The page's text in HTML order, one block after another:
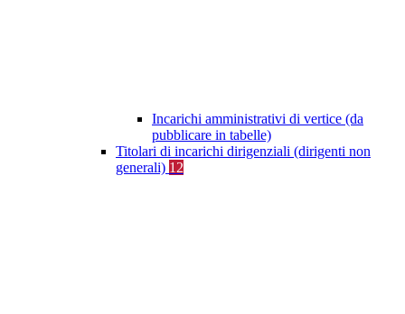
Incarichi amministrativi di vertice (da
pubblicare in tabelle)
Titolari di incarichi dirigenziali (dirigenti non
generali) 12